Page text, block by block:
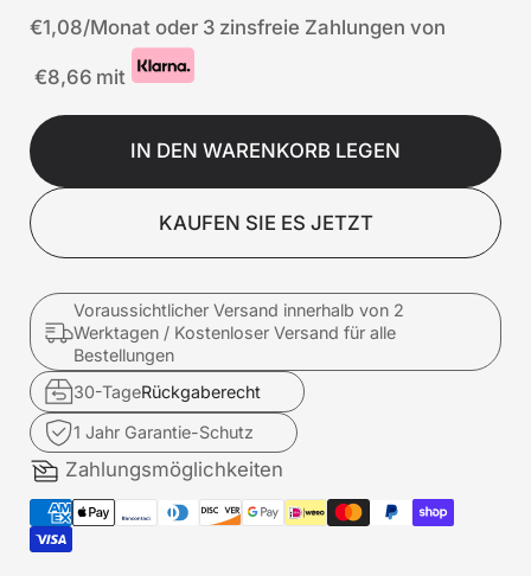
€1,08/Monat oder 3 zinsfreie Zahlungen von
€8,66 mit
IN DEN WARENKORB LEGEN
KAUFEN SIE ES JETZT
Voraussichtlicher Versand innerhalb von 2
Werktagen / Kostenloser Versand für alle
Bestellungen
30-TageRückgaberecht
1 Jahr Garantie-Schutz
Zahlungsmöglichkeiten